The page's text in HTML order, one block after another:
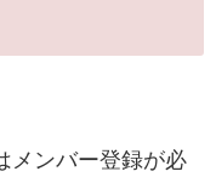
メンバー登録が必